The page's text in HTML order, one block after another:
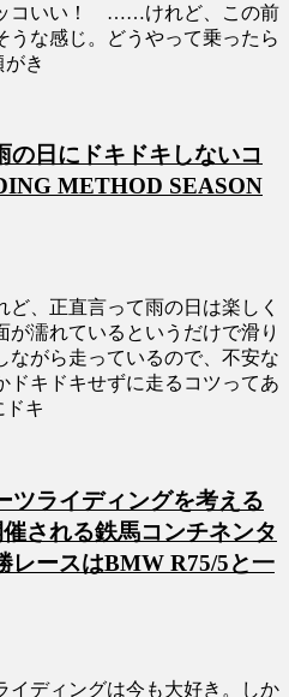
コいい！ ……けれど、この前
うな感じ。どうやって乗ったら
き
の日にドキドキしないコ
METHOD SEASON
、正直言って雨の日は楽しく
濡れているというだけで滑り
ながら走っているので、不安な
ドキドキせずに走るコツってあ
キ
ツライディングを考える
される鉄馬コンチネンタ
ースはBMW R75/5と一
イディングは今も大好き。しか